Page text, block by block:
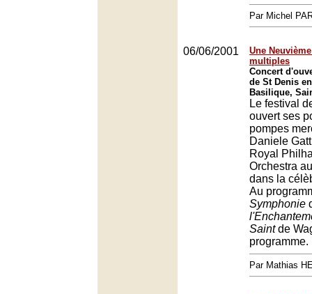
Par Michel
06/06/2001
Une
multiples
Concert
de St Denis
Basilique,
Le festival
ouvert ses
pompes
Daniele
Royal
Orchestra
dans la
Au
Symphonie
Saintde
programme.
Par Mathias